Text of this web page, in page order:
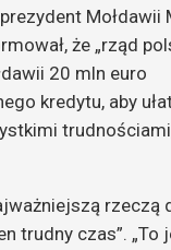
Mołdawii
że „rząd
20 mln euro
kredytu, aby
rzeczą
trudny czas”. „To